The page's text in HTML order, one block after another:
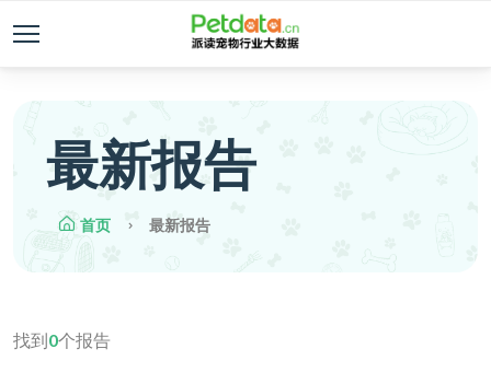
最新报告
首页 最新报告
找到0个报告